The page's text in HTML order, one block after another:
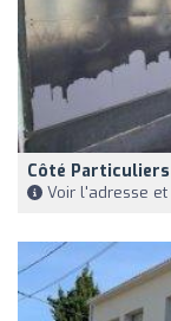
Côté
Voir l'adresse